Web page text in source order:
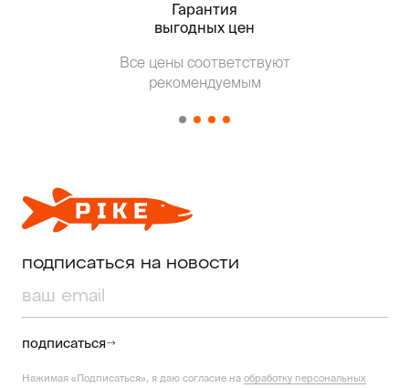
Гарантия
выгодных цен
Все цены соответствуют
рекомендуемым
подписаться на новости
подписаться
Нажимая «Подписаться», я даю согласие на обработку персональных